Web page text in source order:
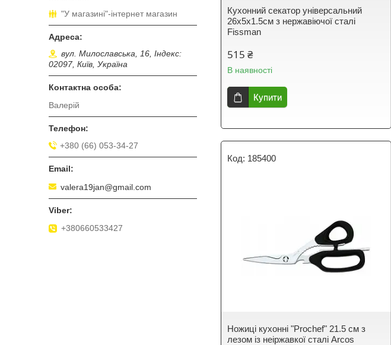
Кухонний секатор універсальний
26х5х1.5см з нержавіючої сталі
Fissman
515 ₴
В наявності
Купити
185400
Ножиці кухонні "Prochef" 21.5 см з
лезом із неіржавкої сталі Arcos
"У магазині"-інтернет магазин
вул. Милославська, 16, Індекс:
02097, Київ, Україна
Валерій
+380 (66) 053-34-27
valera19jan@gmail.com
+380660533427